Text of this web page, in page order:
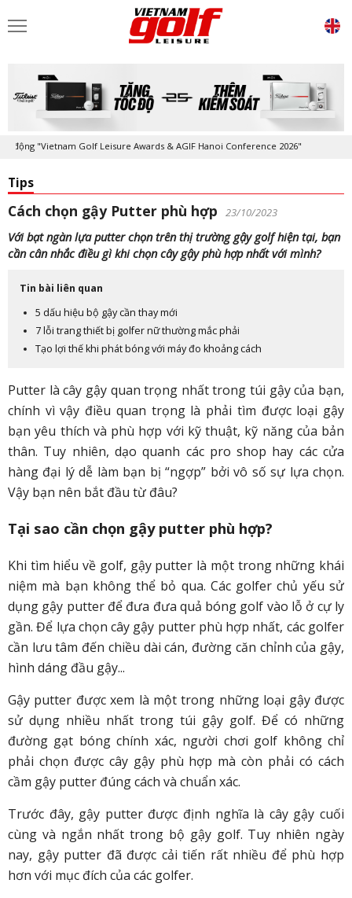
"Vietnam Golf Leisure Awards & AGIF Hanoi Conference 2026"
Tips
Cách chọn gậy Putter phù hợp 23/10/2023
Với bạt ngàn lựa putter chọn trên thị trường gậy golf hiện tại, bạn
cần cân nhắc điều gì khi chọn cây gậy phù hợp nhất với mình?
Tin bài liên quan
5 dấu hiệu bộ gậy cần thay mới
7 lỗi trang thiết bị golfer nữ thường mắc phải
Tạo lợi thế khi phát bóng với máy đo khoảng cách
Putter là cây gậy quan trọng nhất trong túi gậy của bạn,
chính vì vậy điều quan trọng là phải tìm được loại gậy
bạn yêu thích và phù hợp với kỹ thuật, kỹ năng của bản
thân. Tuy nhiên, dạo quanh các pro shop hay các cửa
hàng đại lý dễ làm bạn bị “ngợp” bởi vô số sự lựa chọn.
Vậy bạn nên bắt đầu từ đâu?
Tại sao cần chọn gậy putter phù hợp?
Khi tìm hiểu về golf, gậy putter là một trong những khái
niệm mà bạn không thể bỏ qua. Các golfer chủ yếu sử
dụng gậy putter để đưa đưa quả bóng golf vào lỗ ở cự ly
gần. Để lựa chọn cây gậy putter phù hợp nhất, các golfer
cần lưu tâm đến chiều dài cán, đường căn chỉnh của gậy,
hình dáng đầu gậy...
Gậy putter được xem là một trong những loại gậy được
sử dụng nhiều nhất trong túi gậy golf. Để có những
đường gạt bóng chính xác, người chơi golf không chỉ
phải chọn được cây gậy phù hợp mà còn phải có cách
cầm gậy putter đúng cách và chuẩn xác.
Trước đây, gậy putter được định nghĩa là cây gậy cuối
cùng và ngắn nhất trong bộ gậy golf. Tuy nhiên ngày
nay, gậy putter đã được cải tiến rất nhiều để phù hợp
hơn với mục đích của các golfer.